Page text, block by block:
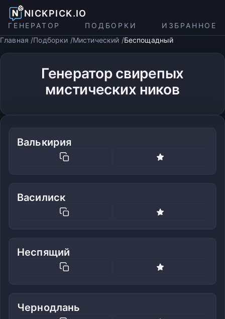
NICKPICK.IO
ГЕНЕРАТОР ПОДБОРКИ
ИЗБРАННОЕ
Главная
Подборки Мистический Беспощадный
Генератор свирепых
мистических ников
Валькирия
Василиск
Неспящий
Чернодлань